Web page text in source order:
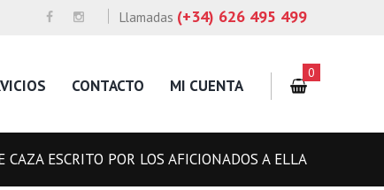
Llamadas (+34) 626 495 499
CONTACTO MI CUENTA
0
CAZA ESCRITO POR LOS AFICIONADOS A ELLA